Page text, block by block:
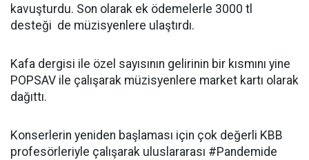
kavuşturdu. Son olarak ek ödemelerle 3000 tl
desteği de müzisyenlere ulaştırdı.
Kafa dergisi ile özel sayısının gelirinin bir kısmını yine
POPSAV ile çalışarak müzisyenlere market kartı olarak
dağıttı.
Konserlerin yeniden başlaması için çok değerli KBB
profesörleriyle çalışarak uluslararası #Pandemide